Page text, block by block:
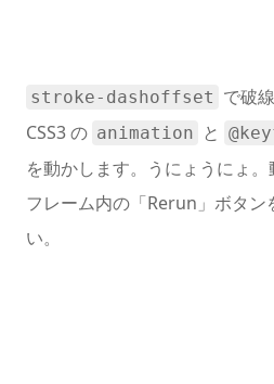
stroke-dashoffset で破
CSS3 の animation と
を動かします。うにょうにょ
フレーム内の「Rerun」ボタン
い。